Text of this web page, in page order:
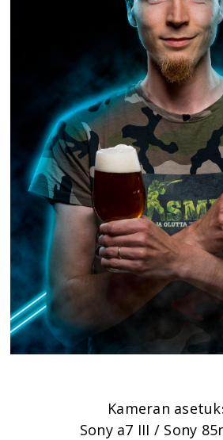
Kameran
Sony a7 III / Sony